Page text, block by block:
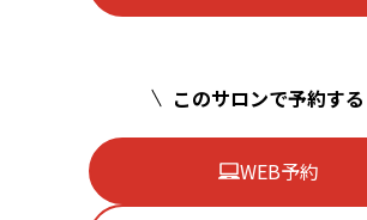
このサロンで予約する
WEB予約